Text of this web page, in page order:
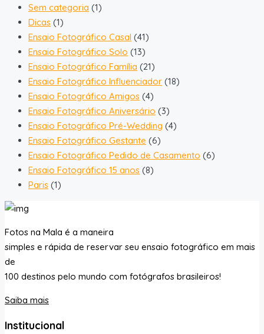
Sem categoria (1)
Dicas (1)
Ensaio Fotográfico Casal (41)
Ensaio Fotográfico Solo (13)
Ensaio Fotográfico Família (21)
Ensaio Fotográfico Influenciador (18)
Ensaio Fotográfico Amigos (4)
Ensaio Fotográfico Aniversário (3)
Ensaio Fotográfico Pré-Wedding (4)
Ensaio Fotográfico Gestante (6)
Ensaio Fotográfico Pedido de Casamento (6)
Ensaio Fotográfico 15 anos (8)
Paris (1)
Fotos na Mala é a maneira
simples e rápida de reservar seu ensaio fotográfico em mais
de
100 destinos pelo mundo com fotógrafos brasileiros!
Saiba mais
Institucional